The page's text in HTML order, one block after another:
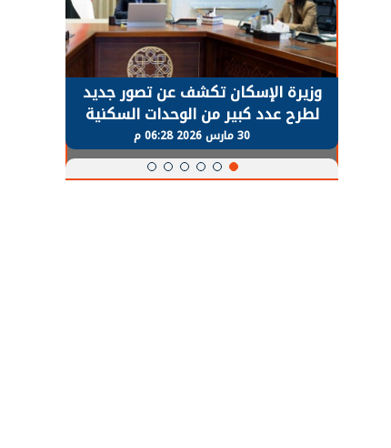
وزيرة الإسكان تكشف عن تصور جديد
لطرح عدد كبير من الوحدات السكنية
بنظام الإيجار